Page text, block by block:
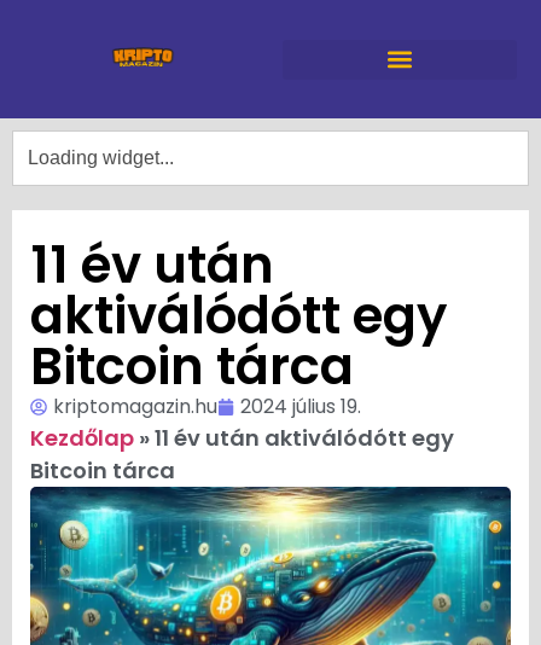
11 év után
aktiválódótt egy
Bitcoin tárca
kriptomagazin.hu 2024 július 19.
Kezdőlap »11 év után aktiválódótt egy
Bitcoin tárca